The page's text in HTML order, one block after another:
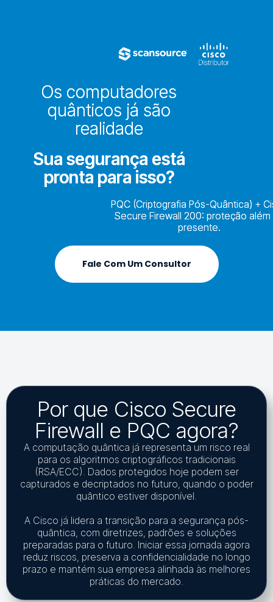
Os computadores
quânticos já são
realidade
Sua segurança está
pronta para isso?
PQC (Criptografia Pós-Quântica) +
Secure Firewall 200: proteção além
presente.
Fale Com Um Consultor
Por que Cisco Secure
Firewall e PQC agora?
A computação quântica já representa um risco real
para os algoritmos criptográficos tradicionais
(RSA/ECC). Dados protegidos hoje podem ser
capturados e decriptados no futuro, quando o poder
quântico estiver disponível.
A Cisco já lidera a transição para a segurança pós-
quântica, com diretrizes, padrões e soluções
preparadas para o futuro. Iniciar essa jornada agora
reduz riscos, preserva a confidencialidade no longo
prazo e mantém sua empresa alinhada às melhores
práticas do mercado.